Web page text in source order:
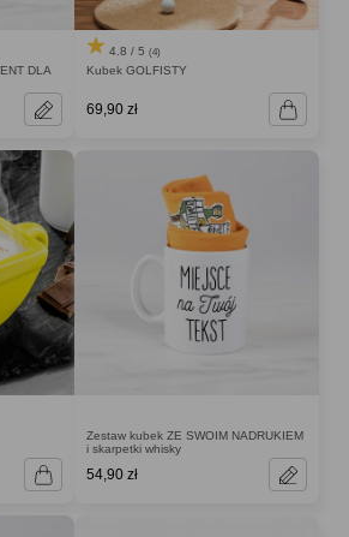
DLA
4.8 / 5 (4)
Kubek GOLFISTY
69,90 zł
Zestaw kubek ZE SWOIM NADRUKIEM
i skarpetki whisky
54,90 zł